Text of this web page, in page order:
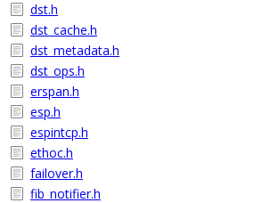
dst.h
dst_cache.h
dst_metadata.h
dst_ops.h
erspan.h
esp.h
espintcp.h
ethoc.h
failover.h
fib_notifier.h